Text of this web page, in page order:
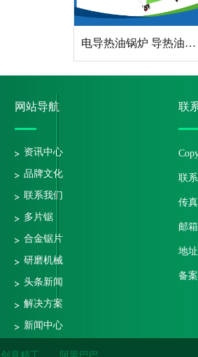
电导热油锅炉 导热油加热器
网站导航
资讯中心
品牌文化
联系我们
多片锯
合金锯片
研磨机械
头条新闻
解决方案
新闻中心
联
联
传
邮
地
备